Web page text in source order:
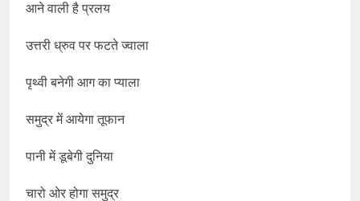
आने वाली है प्रलय
उत्तरी ध्रुव पर फटते ज्वाला
पृथ्वी बनेगी आग का प्याला
समुद्र में आयेगा तूफान
पानी में डूबेगी दुनिया
चारो ओर होगा समुद्र